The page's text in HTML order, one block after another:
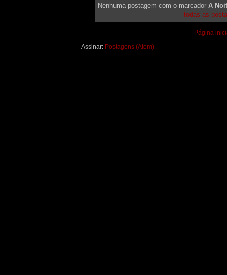
Nenhuma postagem com o marcadorA
todas as
Página
Assinar: Postagens (Atom)